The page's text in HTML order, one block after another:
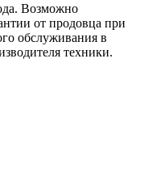
Возможно
от продовца при
обслуживания в
техники.